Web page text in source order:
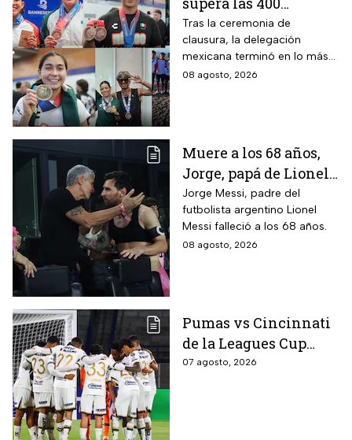
medallas en los
Juegos
Centroamericanos
2026 e impone récords
Tras la ceremonia de
clausura, la delegación
mexicana terminó en lo más
alto del medallero
08 agosto, 2026
Muere a los 68 años,
Jorge, papá de Lionel
Messi
Jorge Messi, padre del
futbolista argentino Lionel
Messi falleció a los 68 años.
08 agosto, 2026
Pumas vs Cincinnati
de la Leagues Cup
2026 es pospuesto
07 agosto, 2026